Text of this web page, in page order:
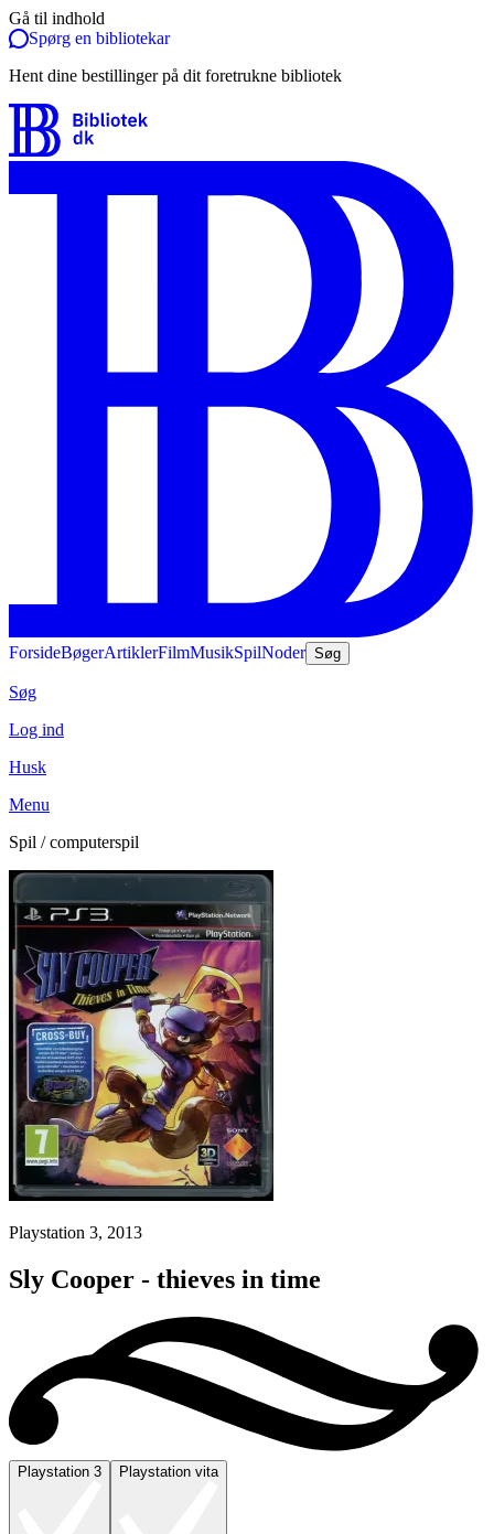
Gå til indhold
Spørg en bibliotekar
Hent dine bestillinger på dit foretrukne bibliotek
ForsideBøgerArtiklerFilmMusikSpilNoder Søg
Søg
Log ind
Husk
Menu
Spil / computerspil
Playstation 3, 2013
Sly Cooper - thieves in time
Playstation 3 Playstation vita